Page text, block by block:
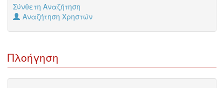
Σύνθετη Αναζήτηση
Αναζήτηση Χρηστών
Πλοήγηση